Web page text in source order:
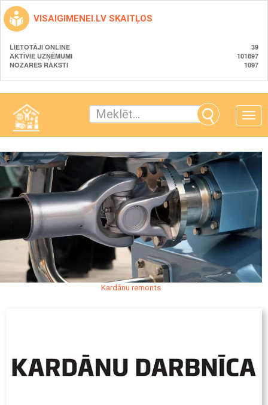
VISAIGIMENEI.LV SKAITĻOS
LIETOTĀJI ONLINE
39
AKTĪVIE UZŅĒMUMI
101897
NOZARES RAKSTI
1097
Toggle
Kardānu remonts